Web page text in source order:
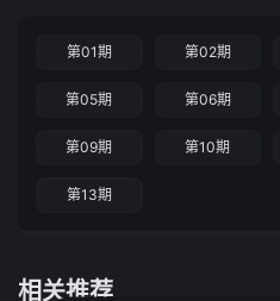
第01期 第02期
第05期 第06期
第09期 第10期
第13期
相关推荐